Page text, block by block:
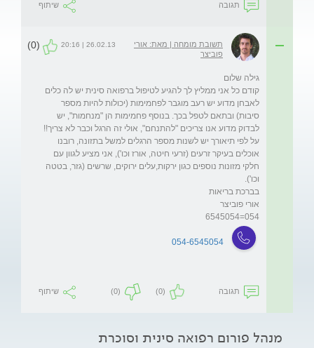
תגובה שיתוף
תשובת מומחה | מאת: אורי
פוביצר
26.02.13 | 20:16
(0)
קודם כל אני ממליץ לך להגיע לטיפול ברפואה סינית יש לה כלים
לאבחן מדוע יש רעב מוגבר לפחמימות (יכולות להיות מספר
סיבות) ובתאם לטפל בכך. בנוסף פחמימות הן "מנחמות", יש
לבדוק מדוע אנו צריכים "להתנחם", אולי זה הרגל וכבר לא צריך!!
על לפי תיאורך יש לשנות מספר הרגלים למשל בתזונה, רובנו
אוכלים בעיקר זרעים (זרעי חיטה, אורז וכו'), אני מציע לגוון עם
חלקי מזונות נוספים כגון ירקות,עלים ירוקים, שרשים (גזר, בטטה
054=6545054
054-6545054
תגובה (0)
(0) שיתוף
מנהל פורום רפואה סינית וסוכרת